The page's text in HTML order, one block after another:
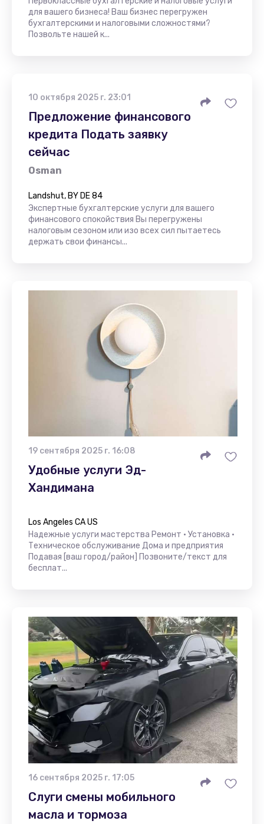
для вашего бизнеса! Ваш бизнес перегружен
бухгалтерскими и налоговыми сложностями?
Позвольте нашей к...
10 октября 2025 г. 23:01
Предложение финансового
кредита Подать заявку
сейчас
Osman
Landshut, BY DE 84
Экспертные бухгалтерские услуги для вашего
финансового спокойствия Вы перегружены
налоговым сезоном или изо всех сил пытаетесь
держать свои финансы...
19 сентября 2025 г. 16:08
Удобные услуги Эд-
Хандимана
Los Angeles CA US
Надежные услуги мастерства Ремонт • Установка •
Техническое обслуживание Дома и предприятия
Подавая [ваш город/район] Позвоните/текст для
бесплат...
16 сентября 2025 г. 17:05
Слуги смены мобильного
масла и тормоза